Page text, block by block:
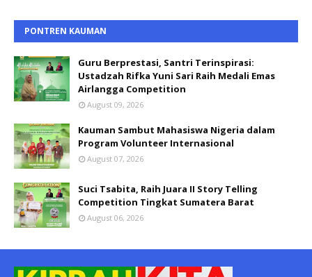
PONTREN KAUMAN
Guru Berprestasi, Santri Terinspirasi:
Ustadzah Rifka Yuni Sari Raih Medali Emas
Airlangga Competition
August 09, 2026
Kauman Sambut Mahasiswa Nigeria dalam
Program Volunteer Internasional
August 07, 2026
Suci Tsabita, Raih Juara II Story Telling
Competition Tingkat Sumatera Barat
August 06, 2026